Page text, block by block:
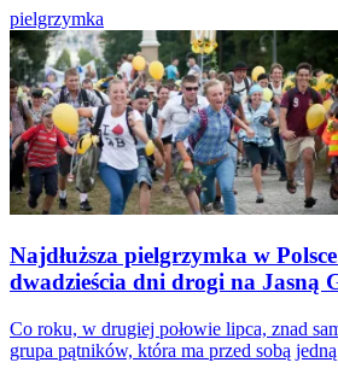
pielgrzymka
Najdłuższa pielgrzymka w
dwadzieścia dni drogi na Jasną
Co roku, w drugiej połowie lipca, znad
grupa pątników, która ma przed sobą